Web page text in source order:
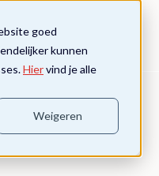
goed
kunnen
Hiervind je alle
Weigeren